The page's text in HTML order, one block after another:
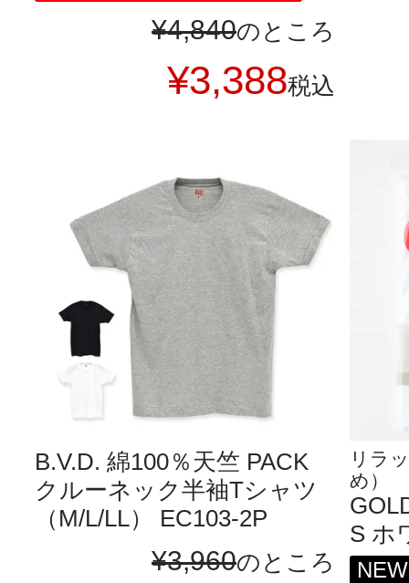
¥4,840のところ
¥3,388税込
B.V.D. 綿100％天竺 PACK
クルーネック半袖Tシャツ
（M/L/LL） EC103-2P
¥3,960のところ
リラ
め）
S ホ
NEW